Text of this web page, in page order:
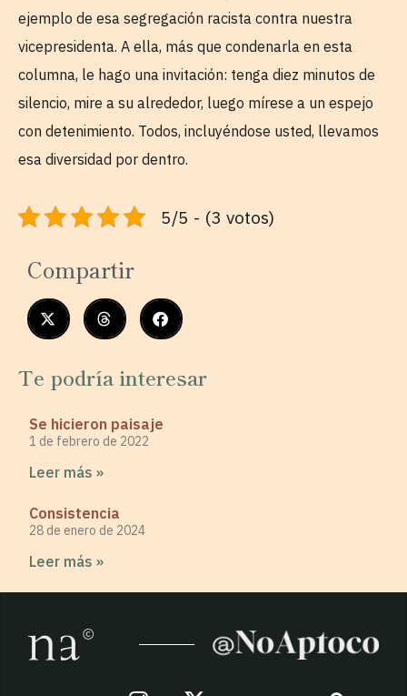
ejemplo de esa segregación racista contra nuestra
vicepresidenta. A ella, más que condenarla en esta
columna, le hago una invitación: tenga diez minutos de
silencio, mire a su alrededor, luego mírese a un espejo
con detenimiento. Todos, incluyéndose usted, llevamos
esa diversidad por dentro.
5/5 - (3 votos)
Compartir
Te podría interesar
Se hicieron paisaje
1 de febrero de 2022
Leer más »
Consistencia
28 de enero de 2024
Leer más »